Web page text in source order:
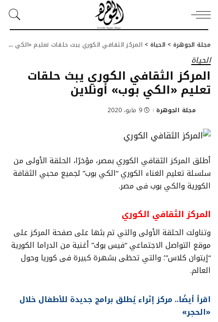
مجلة الجوهرة > الحياة > المركز الثقافي الكوري يبث حلقات تعليم «الكي بوب» أونلاين
الحياة
المركز الثقافي الكوري يبث حلقات
تعليم «الكي بوب» أونلاين
Posted
مجلة الجوهرة 9 مايو، 2020
أطلق المركز الثقافي الكوري بمصر، مؤخرًا، الحلقة الأولى من
سلسلة تعليم الغناء الكوري “الكي بوب” لجميع محبي الثقافة
الكورية والكي بوب فى مصر.
المركز الثقافي الكوري
وتناولت الحلقة الأولى والتي تم بثها على صفحة المركز على
موقع التواصل الاجتماعي “فيس بوك” أغنية من الدراما الكورية
“إيتوان كلاس”؛ والتي تحظى بشهرة كبيرة فى كوريا وحول
العالم.
اقرأ أيضًا.. مركز إثراء يُطلق برامج جديدة للأطفال خلال
«الحجر»